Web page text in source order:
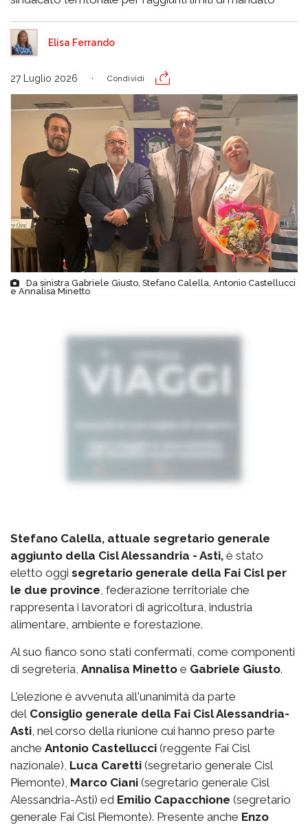
Elisa Ferrando
27 Luglio 2026 Condividi
Da sinistra Gabriele Giusto, Stefano Calella, Antonio Castellucci
e Annalisa Minetto
Stefano Calella, attuale segretario generale
aggiunto della Cisl Alessandria - Asti, è stato
eletto oggi segretario generale della Fai Cisl per
le due province, federazione territoriale che
rappresenta i lavoratori di agricoltura, industria
alimentare, ambiente e forestazione.
Al suo fianco sono stati confermati, come componenti
di segreteria, Annalisa Minetto e Gabriele Giusto.
L'elezione è avvenuta all'unanimità da parte
del Consiglio generale della Fai Cisl Alessandria-
Asti, nel corso della riunione cui hanno preso parte
anche Antonio Castellucci (reggente Fai Cisl
nazionale), Luca Caretti (segretario generale Cisl
Piemonte), Marco Ciani (segretario generale Cisl
Alessandria-Asti) ed Emilio Capacchione (segretario
generale Fai Cisl Piemonte). Presente anche Enzo